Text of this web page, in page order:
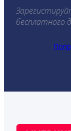
бесплатного